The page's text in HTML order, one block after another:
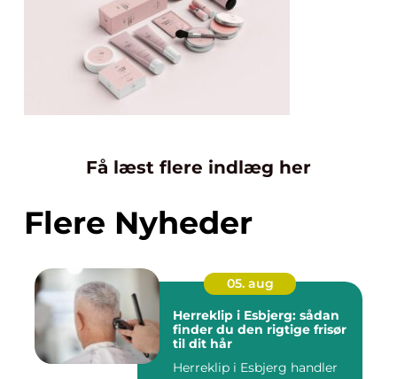
Få læst flere indlæg her
Flere Nyheder
05. aug
Herreklip i Esbjerg: sådan
finder du den rigtige frisør
til dit hår
Herreklip i Esbjerg handler